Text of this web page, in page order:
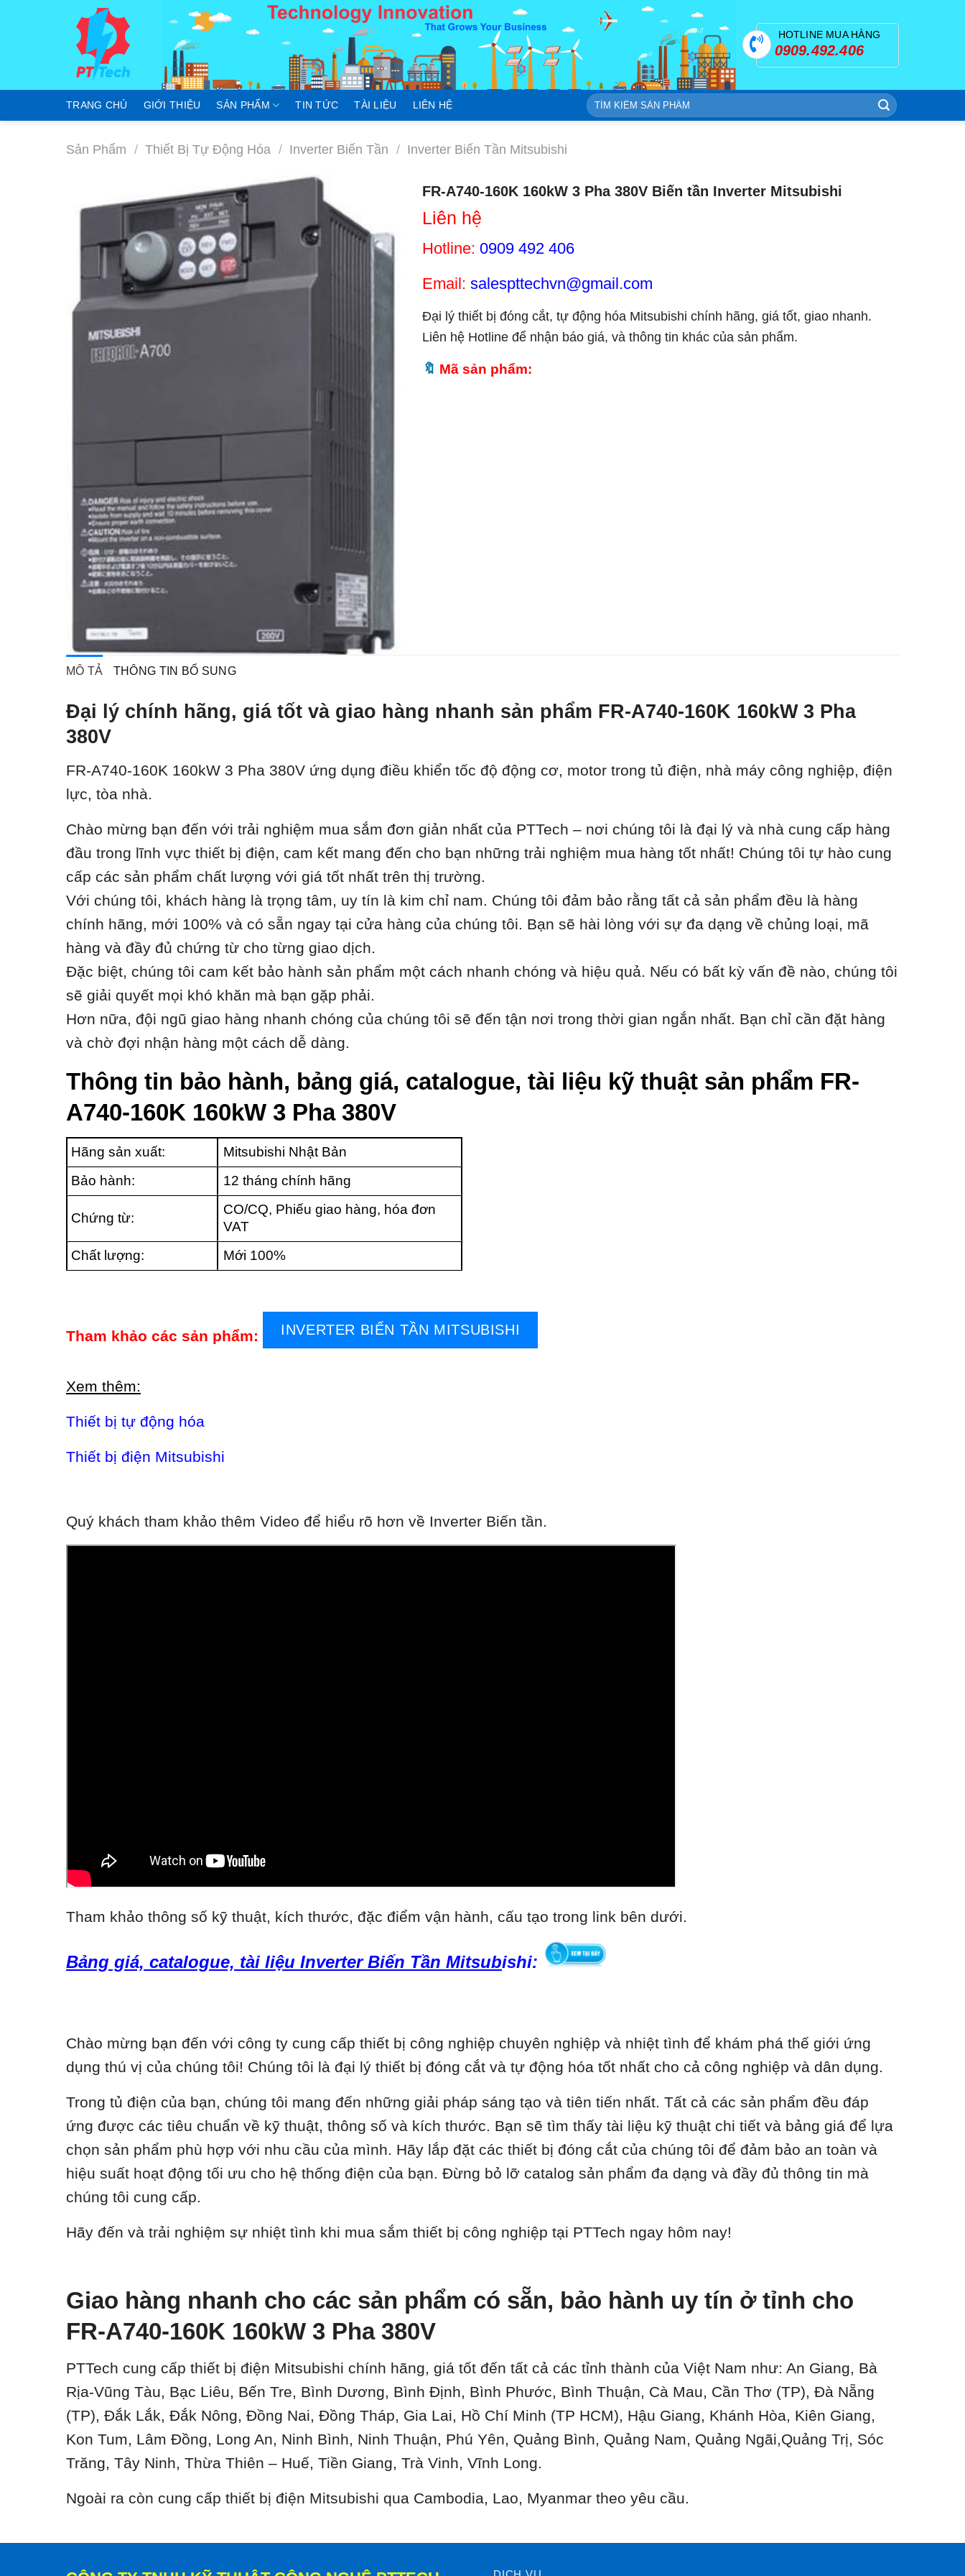
HOTLINE MUA HÀNG
0909.492.406
TRANG CHỦ GIỚI THIỆU SẢN PHẨM TIN TỨC TÀI LIỆU LIÊN HỆ
Tìm
kiếm:
Sản Phẩm / Thiết Bị Tự Động Hóa / Inverter Biến Tần / Inverter Biến Tần Mitsubishi
FR-A740-160K 160kW 3 Pha 380V Biến tần Inverter Mitsubishi
Liên hệ
Hotline: 0909 492 406
Email: salespttechvn@gmail.com
Đại lý thiết bị đóng cắt, tự động hóa Mitsubishi chính hãng, giá tốt, giao nhanh.
Liên hệ Hotline để nhận báo giá, và thông tin khác của sản phẩm.
Mã sản phẩm:
MÔ TẢ THÔNG TIN BỔ SUNG
Đại lý chính hãng, giá tốt và giao hàng nhanh sản phẩm FR-A740-160K 160kW 3 Pha
380V
FR-A740-160K 160kW 3 Pha 380V ứng dụng điều khiển tốc độ động cơ, motor trong tủ điện, nhà máy công nghiệp, điện
lực, tòa nhà.
Chào mừng bạn đến với trải nghiệm mua sắm đơn giản nhất của PTTech – nơi chúng tôi là đại lý và nhà cung cấp hàng
đầu trong lĩnh vực thiết bị điện, cam kết mang đến cho bạn những trải nghiệm mua hàng tốt nhất! Chúng tôi tự hào cung
cấp các sản phẩm chất lượng với giá tốt nhất trên thị trường.
Với chúng tôi, khách hàng là trọng tâm, uy tín là kim chỉ nam. Chúng tôi đảm bảo rằng tất cả sản phẩm đều là hàng
chính hãng, mới 100% và có sẵn ngay tại cửa hàng của chúng tôi. Bạn sẽ hài lòng với sự đa dạng về chủng loại, mã
hàng và đầy đủ chứng từ cho từng giao dịch.
Đặc biệt, chúng tôi cam kết bảo hành sản phẩm một cách nhanh chóng và hiệu quả. Nếu có bất kỳ vấn đề nào, chúng tôi
sẽ giải quyết mọi khó khăn mà bạn gặp phải.
Hơn nữa, đội ngũ giao hàng nhanh chóng của chúng tôi sẽ đến tận nơi trong thời gian ngắn nhất. Bạn chỉ cần đặt hàng
và chờ đợi nhận hàng một cách dễ dàng.
Thông tin bảo hành, bảng giá, catalogue, tài liệu kỹ thuật sản phẩm FR-
A740-160K 160kW 3 Pha 380V
Hãng sản xuất:
Mitsubishi Nhật Bản
Bảo hành:
12 tháng chính hãng
Chứng từ:
CO/CQ, Phiếu giao hàng, hóa đơn
VAT
Chất lượng:
Mới 100%
Tham khảo các sản phẩm: INVERTER BIẾN TẦN MITSUBISHI
Xem thêm:
Thiết bị tự động hóa
Thiết bị điện Mitsubishi
Quý khách tham khảo thêm Video để hiểu rõ hơn về Inverter Biến tần.
Tham khảo thông số kỹ thuật, kích thước, đặc điểm vận hành, cấu tạo trong link bên dưới.
Bảng giá, catalogue, tài liệu Inverter Biến Tần Mitsubishi:
Chào mừng bạn đến với công ty cung cấp thiết bị công nghiệp chuyên nghiệp và nhiệt tình để khám phá thế giới ứng
dụng thú vị của chúng tôi! Chúng tôi là đại lý thiết bị đóng cắt và tự động hóa tốt nhất cho cả công nghiệp và dân dụng.
Trong tủ điện của bạn, chúng tôi mang đến những giải pháp sáng tạo và tiên tiến nhất. Tất cả các sản phẩm đều đáp
ứng được các tiêu chuẩn về kỹ thuật, thông số và kích thước. Bạn sẽ tìm thấy tài liệu kỹ thuật chi tiết và bảng giá để lựa
chọn sản phẩm phù hợp với nhu cầu của mình. Hãy lắp đặt các thiết bị đóng cắt của chúng tôi để đảm bảo an toàn và
hiệu suất hoạt động tối ưu cho hệ thống điện của bạn. Đừng bỏ lỡ catalog sản phẩm đa dạng và đầy đủ thông tin mà
chúng tôi cung cấp.
Hãy đến và trải nghiệm sự nhiệt tình khi mua sắm thiết bị công nghiệp tại PTTech ngay hôm nay!
Giao hàng nhanh cho các sản phẩm có sẵn, bảo hành uy tín ở tỉnh cho
FR-A740-160K 160kW 3 Pha 380V
PTTech cung cấp thiết bị điện Mitsubishi chính hãng, giá tốt đến tất cả các tỉnh thành của Việt Nam như: An Giang, Bà
Rịa-Vũng Tàu, Bạc Liêu, Bến Tre, Bình Dương, Bình Định, Bình Phước, Bình Thuận, Cà Mau, Cần Thơ (TP), Đà Nẵng
(TP), Đắk Lắk, Đắk Nông, Đồng Nai, Đồng Tháp, Gia Lai, Hồ Chí Minh (TP HCM), Hậu Giang, Khánh Hòa, Kiên Giang,
Kon Tum, Lâm Đồng, Long An, Ninh Bình, Ninh Thuận, Phú Yên, Quảng Bình, Quảng Nam, Quảng Ngãi,Quảng Trị, Sóc
Trăng, Tây Ninh, Thừa Thiên – Huế, Tiền Giang, Trà Vinh, Vĩnh Long.
Ngoài ra còn cung cấp thiết bị điện Mitsubishi qua Cambodia, Lao, Myanmar theo yêu cầu.